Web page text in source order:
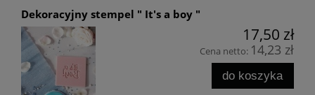
Dekoracyjny stempel " It's a boy "
17,50 zł
Cena netto: 14,23 zł
do koszyka